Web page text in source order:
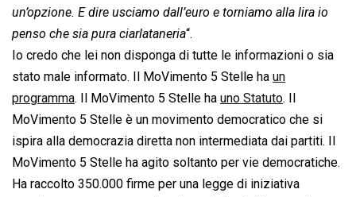
un’opzione. E dire usciamo dall’euro e torniamo alla lira io
penso che sia pura ciarlataneria“.
Io credo che lei non disponga di tutte le informazioni o sia
stato male informato. Il MoVimento 5 Stelle ha un
programma. Il MoVimento 5 Stelle ha uno Statuto. Il
MoVimento 5 Stelle è un movimento democratico che si
ispira alla democrazia diretta non intermediata dai partiti. Il
MoVimento 5 Stelle ha agito soltanto per vie democratiche.
Ha raccolto 350.000 firme per una legge di iniziativa